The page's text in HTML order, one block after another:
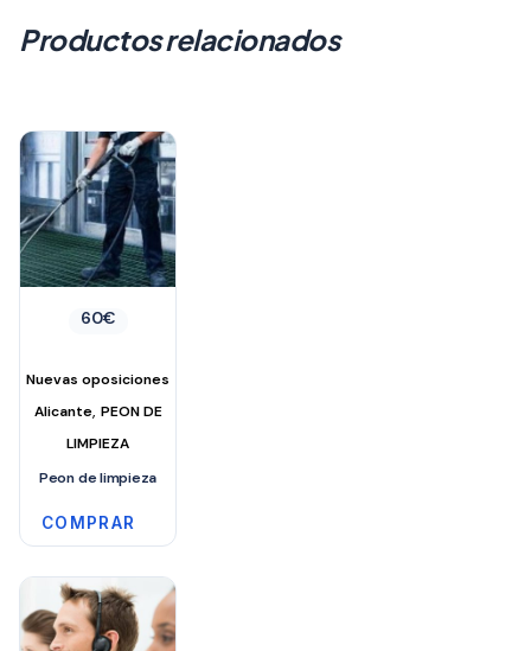
Productos relacionados
60€
Nuevas oposiciones
Alicante, PEON DE
LIMPIEZA
Peon de limpieza
COMPRAR